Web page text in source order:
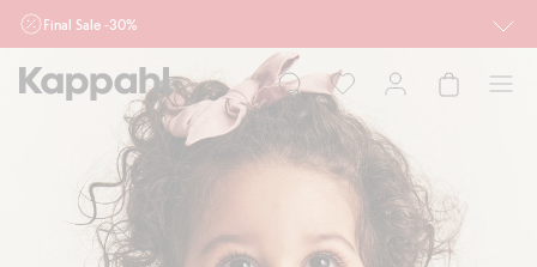
Final Sale -30%
Ważne przy zakupie min. 2 sztuk produktów włączonych w ofertę, również z
działu outlet do 10.8 w sklepach Kappahl i Newbie oraz na kappahl.com. Ofert
nie łączymy
Mężczyzna Dziecko
Niemowlę
Newbie